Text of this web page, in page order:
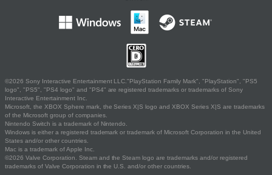
©2026 Sony Interactive Entertainment LLC."PlayStation Family Mark", "PlayStation", "PS5
logo", "PS5", "PS4 logo" and "PS4" are registered trademarks or trademarks of Sony
Interactive Entertainment Inc.
Microsoft, the XBOX Sphere mark, the Series X|S logo and XBOX Series X|S are trademarks
of the Microsoft group of companies.
Nintendo Switch is a trademark of Nintendo.
Windows is either a registered trademark or trademark of Microsoft Corporation in the United
States and/or other countries.
Mac is a trademark of Apple Inc.
©2026 Valve Corporation. Steam and the Steam logo are trademarks and/or registered
trademarks of Valve Corporation in the U.S. and/or other countries.